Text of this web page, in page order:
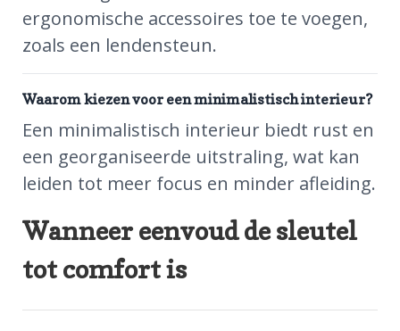
ergonomische accessoires toe te voegen,
zoals een lendensteun.
Waarom kiezen voor een minimalistisch interieur?
Een minimalistisch interieur biedt rust en
een georganiseerde uitstraling, wat kan
leiden tot meer focus en minder afleiding.
Wanneer eenvoud de sleutel
tot comfort is